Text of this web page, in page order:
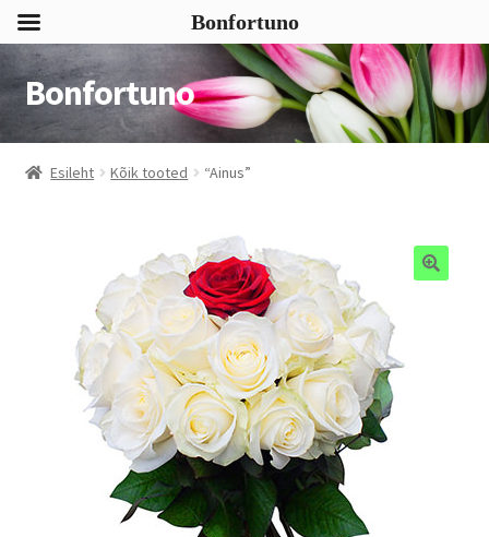
Liigu
navigeerimisele
Liigu
sisu
juurde
Bonfortuno
Esileht Kõik tooted “Ainus”
Bonfortuno